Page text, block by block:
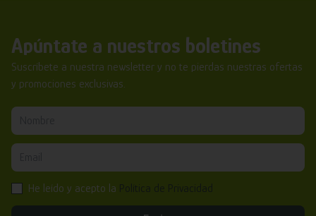
Apúntate a nuestros boletines
Suscríbete a nuestra newsletter y no te pierdas nuestras ofertas
y promociones exclusivas.
He leído y acepto la